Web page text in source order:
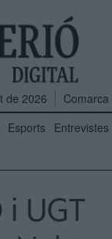
de 2026
Comarca
Esports Entrevistes
i UGT